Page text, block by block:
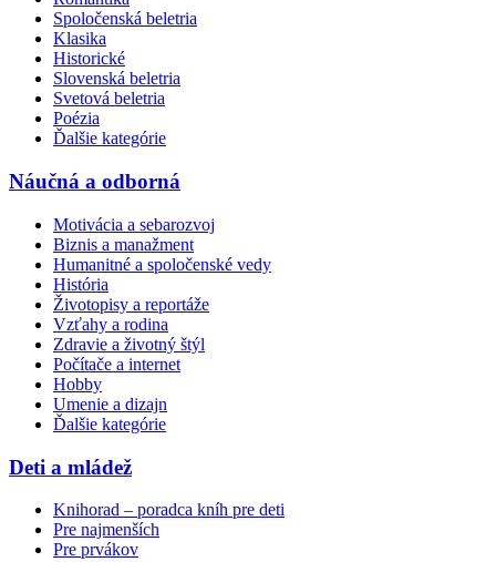
Spoločenská beletria
Klasika
Historické
Slovenská beletria
Svetová beletria
Poézia
Ďalšie kategórie
Náučná a odborná
Motivácia a sebarozvoj
Biznis a manažment
Humanitné a spoločenské vedy
História
Životopisy a reportáže
Vzťahy a rodina
Zdravie a životný štýl
Počítače a internet
Hobby
Umenie a dizajn
Ďalšie kategórie
Deti a mládež
Knihorad – poradca kníh pre deti
Pre najmenších
Pre prvákov